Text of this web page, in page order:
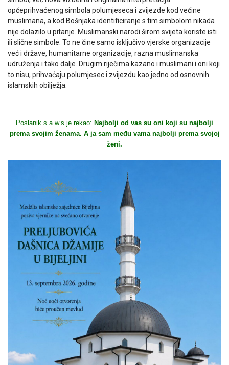
općeprihvaćenog simbola polumjeseca i zvijezde kod većine
muslimana, a kod Bošnjaka identificiranje s tim simbolom nikada
nije dolazilo u pitanje. Muslimanski narodi širom svijeta koriste isti
ili slične simbole. To ne čine samo isključivo vjerske organizacije
već i države, humanitarne organizacije, razna muslimanska
udruženja i tako dalje. Drugim riječima kazano i muslimani i oni koji
to nisu, prihvaćaju polumjesec i zvijezdu kao jedno od osnovnih
islamskih obilježja.
Poslanik s.a.w.s je rekao: Najbolji od vas su oni koji su najbolji
prema svojim ženama. A ja sam među vama najbolji prema svojoj
ženi.